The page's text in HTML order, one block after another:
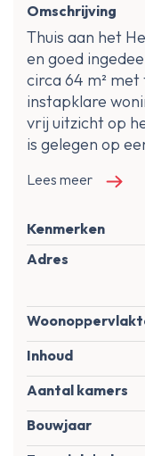
Omschrijving
Thuis aan het
en goed
circa 64 m²
instapklare
vrij uitzicht op
is gelegen op
Lees meer
Kenmerken
Adres
Inhoud
Aantal kamers
Bouwjaar